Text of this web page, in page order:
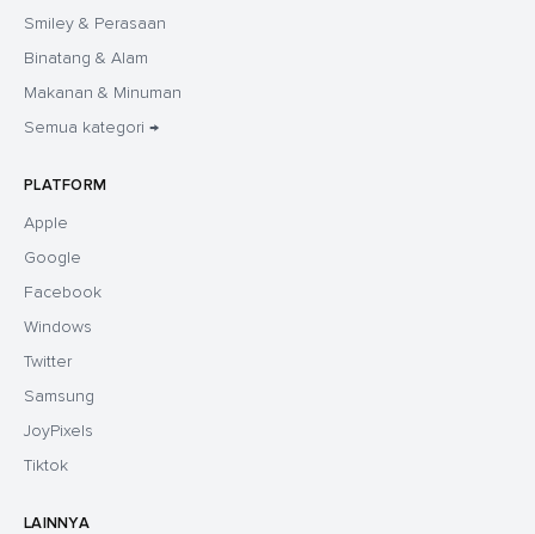
Smiley & Perasaan
Binatang & Alam
Makanan & Minuman
Semua kategori →
PLATFORM
Apple
Google
Facebook
Windows
Twitter
Samsung
JoyPixels
Tiktok
LAINNYA